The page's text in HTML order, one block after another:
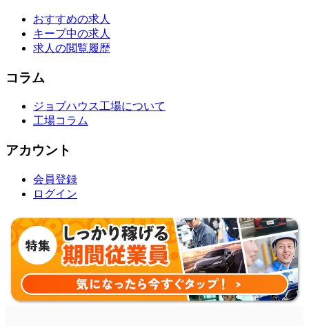
おすすめの求人
キープ中の求人
求人の閲覧履歴
コラム
ジョブハウス工場について
工場コラム
アカウント
会員登録
ログイン